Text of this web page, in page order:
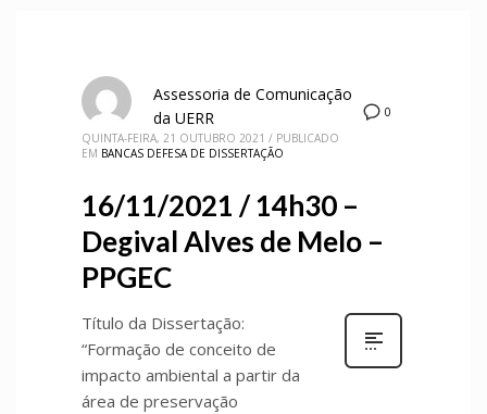
0
Assessoria de Comunicação
da UERR
QUINTA-FEIRA, 21 OUTUBRO 2021 / PUBLICADO
EM BANCAS DEFESA DE DISSERTAÇÃO
16/11/2021 / 14h30 –
Degival Alves de Melo –
PPGEC
Título da Dissertação:
“Formação de conceito de
impacto ambiental a partir da
área de preservação